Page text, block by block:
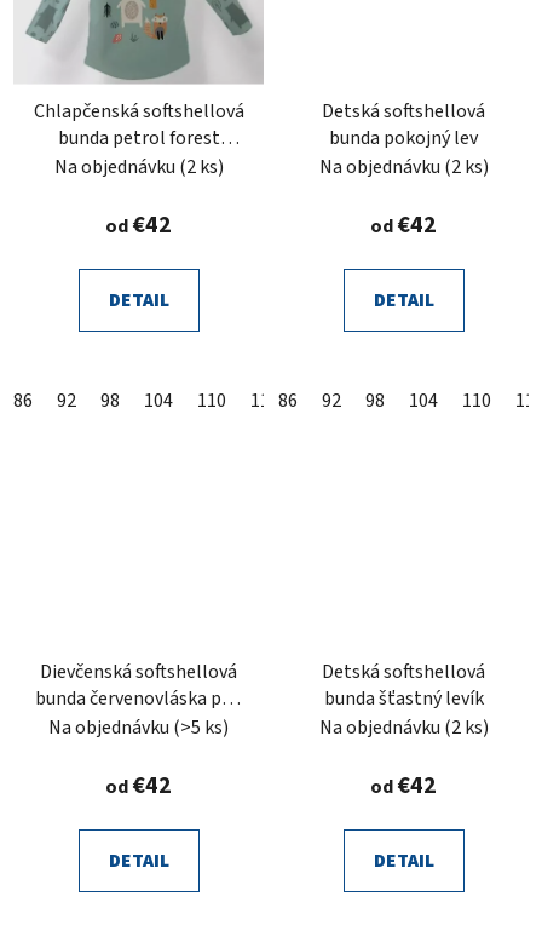
Chlapčenská softshellová
bunda petrol forest
tmavá mäta
Na objednávku (2 ks)
od€42
DETAIL
86 92 98 104 110 116 122 128 134 140
Detská softshellová
bunda pokojný lev
Na objednávku (2 ks)
od€42
DETAIL
86 92 98 104 110
Dievčenská softshellová
bunda červenovláska pod
veľkým kvetom
Na objednávku (>5 ks)
od€42
DETAIL
Detská softshellová
bunda šťastný levík
Na objednávku (2 ks)
od€42
DETAIL